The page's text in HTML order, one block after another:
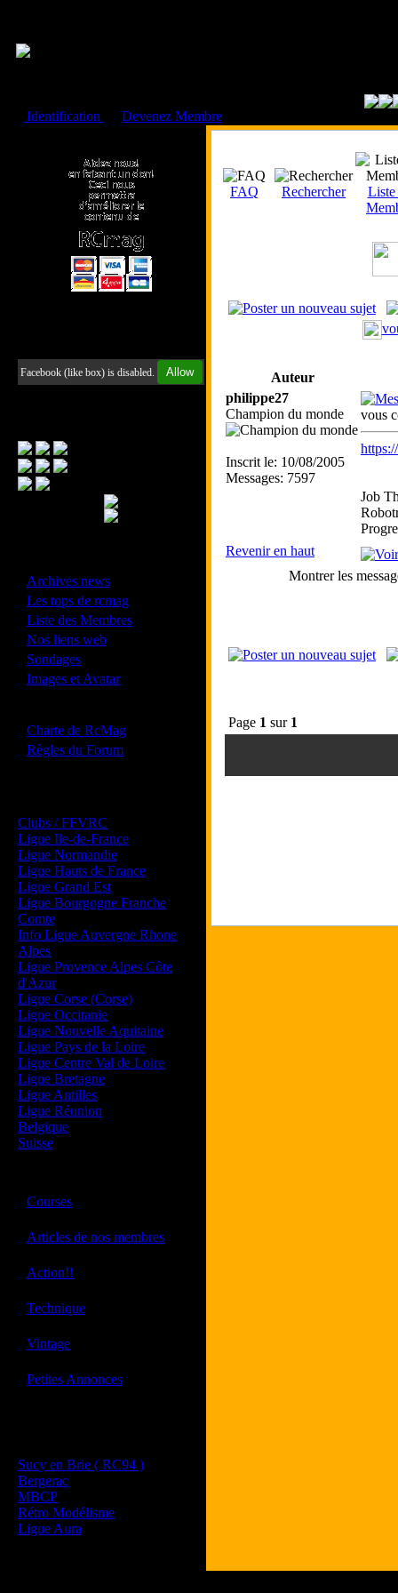
Identification
Devenez Membre
Facebook (like box) is disabled. Allow
Archives news
Les tops de rcmag
Liste des Membres
Nos liens web
Sondages
Images et Avatar
Charte de RcMag
Règles du Forum
Clubs / FFVRC
Ligue Ile-de-France
Ligue Normandie
Ligue Hauts de France
Ligue Grand Est
Ligue Bourgogne Franche
Comte
Info Ligue Auvergne Rhone
Alpes
Ligue Provence Alpes Côte
d'Azur
Ligue Corse (Corse)
Ligue Occitanie
Ligue Nouvelle Aquitaine
Ligue Pays de la Loire
Ligue Centre Val de Loire
Ligue Bretagne
Ligue Antilles
Ligue Réunion
Belgique
Suisse
Courses
Articles de nos membres
Action!!
Technique
Vintage
Petites Annonces
Sucy en Brie ( RC94 )
Bergerac
MBCP
Rétro Modélisme
Ligue Aura
FAQ Rechercher
Liste
Auteur
philippe27
Champion du monde
Inscrit le: 10/08/2005
Messages: 7597
vous
Job
Revenir en haut
Montrer les
Page 1 sur 1